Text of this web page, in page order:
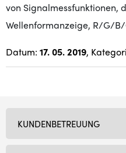
von Signalmessfunktionen,
Wellenformanzeige, R/G/
Datum: 17. 05. 2019,
KUNDENBETREUUNG